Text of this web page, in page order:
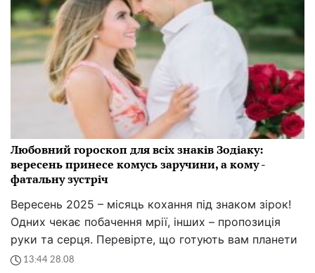
Любовний гороскоп для всіх знаків Зодіаку:
вересень принесе комусь заручини, а кому -
фатальну зустріч
Вересень 2025 – місяць кохання під знаком зірок!
Одних чекає побачення мрії, інших – пропозиція
руки та серця. Перевірте, що готують вам планети
13:44 28.08